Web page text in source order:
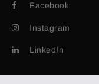
Facebook
Instagram
LinkedIn